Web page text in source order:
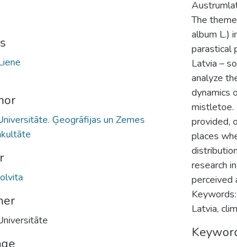
Ģeogrāfijas un Zemes
The
album L.)
parastical
Latvia –
analyze
dynamics
mistletoe.
provided,
places
research
perceived
Latvia,